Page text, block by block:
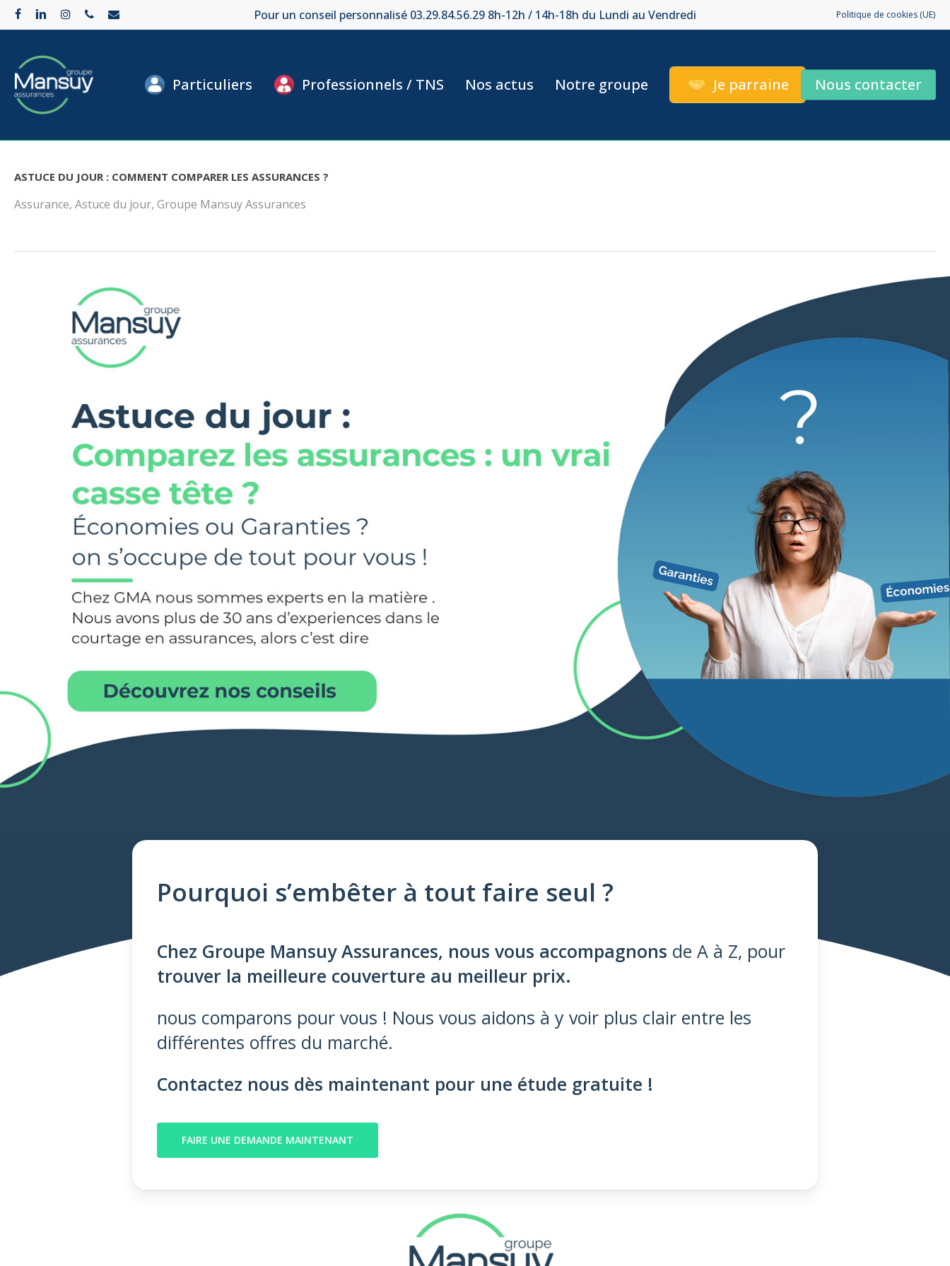
Skip
to
main
content
facebooklinkedininstagramphoneemail Pour un conseil personnalisé 03.29.84.56.29 8h-12h / 14h-18h du Lundi au Vendredi Politique de cookies (UE)
Particuliers Professionnels / TNS Nos actus Notre groupe Je parraine Nous contacter
ASTUCE DU JOUR : COMMENT COMPARER LES ASSURANCES ?
Assurance, Astuce du jour, Groupe Mansuy Assurances
Pourquoi s’embêter à tout faire seul ?
Chez Groupe Mansuy Assurances, nous vous accompagnons de A à Z, pour
trouver la meilleure couverture au meilleur prix.
nous comparons pour vous ! Nous vous aidons à y voir plus clair entre les
différentes offres du marché.
Contactez nous dès maintenant pour une étude gratuite !
FAIRE UNE DEMANDE MAINTENANT